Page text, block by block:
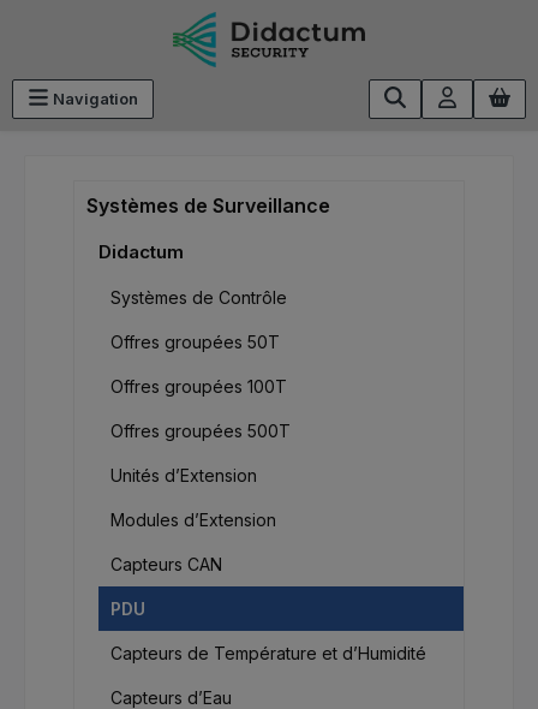
Passer au contenu principal
Navigation
Systèmes de Surveillance
Didactum
Systèmes de Contrôle
Offres groupées 50T
Offres groupées 100T
Offres groupées 500T
Unités d’Extension
Modules d’Extension
Capteurs CAN
PDU
Capteurs de Température et d’Humidité
Capteurs d’Eau